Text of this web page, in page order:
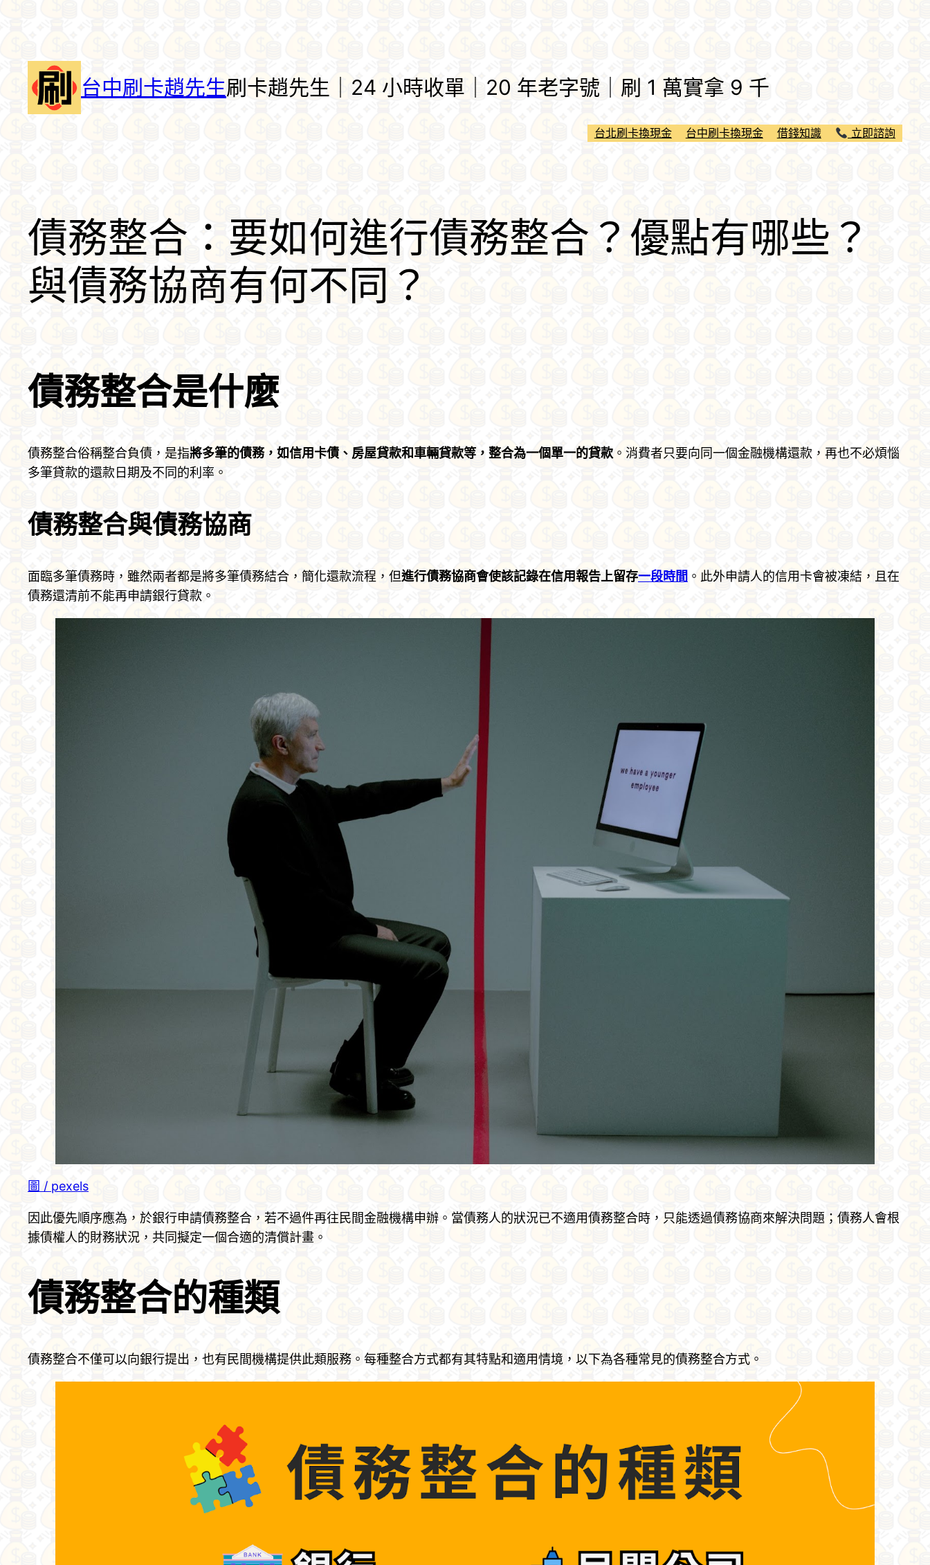
台中刷卡趙先生刷卡趙先生｜24 小時收單｜20 年老字號｜刷 1 萬實拿 9 千
台北刷卡換現金 台中刷卡換現金 借錢知識 立即諮詢
債務整合：要如何進行債務整合？優點有哪些？
與債務協商有何不同？
債務整合是什麼
債務整合俗稱整合負債，是指將多筆的債務，如信用卡債、房屋貸款和車輛貸款等，整合為一個單一的貸款 。消費者只要向同一個金融機構還款，再也不必煩惱
多筆貸款的還款日期及不同的利率。
債務整合與債務協商
面臨多筆債務時，雖然兩者都是將多筆債務結合，簡化還款流程，但進行債務協商會使該記錄在信用報告上留存一段時間 。此外申請人的信用卡會被凍結，且在
債務還清前不能再申請銀行貸款。
圖 / pexels
因此優先順序應為，於銀行申請債務整合，若不過件再往民間金融機構申辦。當債務人的狀況已不適用債務整合時，只能透過債務協商來解決問題；債務人會根
據債權人的財務狀況，共同擬定一個合適的清償計畫。
債務整合的種類
債務整合不僅可以向銀行提出，也有民間機構提供此類服務。每種整合方式都有其特點和適用情境，以下為各種常見的債務整合方式。